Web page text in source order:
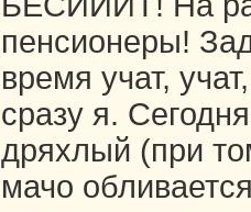
пенсионеры!
время учат,
сразу я.
дряхлый (при
мачо